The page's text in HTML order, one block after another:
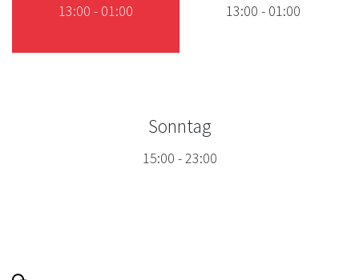
13:00 - 01:00 13:00 - 01:00
Sonntag
15:00 -23:00